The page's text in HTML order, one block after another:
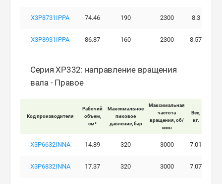
X3P8731IPPA 74.46 190 2300 8.3
X3P8931IPPA 86.87 160 2300 8.57
Серия XP332: направление вращения
вала - Правое
Код производителя
Рабочий
объем,
см³
Максимальное
пиковое
давление, бар
Максимальная
частота
вращения, об/
мин
Вес,
кг.
X3P6632INNA 14.89 320 3000 7.01
X3P6832INNA 17.37 320 3000 7.07